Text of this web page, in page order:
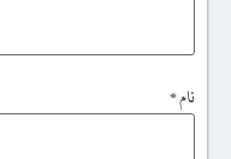
نام*